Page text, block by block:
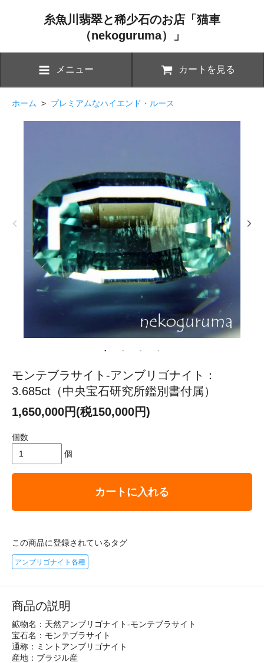
糸魚川翡翠と稀少石のお店「猫車
（nekoguruma）」
メニュー カートを見る
ホーム > プレミアムなハイエンド・ルース
モンテブラサイト-アンブリゴナイト：
3.685ct（中央宝石研究所鑑別書付属）
1,650,000円(税150,000円)
個数
個
カートに入れる
この商品に登録されているタグ
アンブリゴナイト各種
商品の説明
鉱物名：天然アンブリゴナイト-モンテブラサイト
宝石名：モンテブラサイト
通称：ミントアンブリゴナイト
産地：ブラジル産